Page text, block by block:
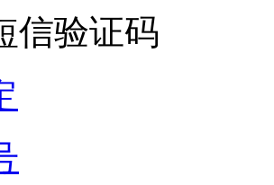
信验证码